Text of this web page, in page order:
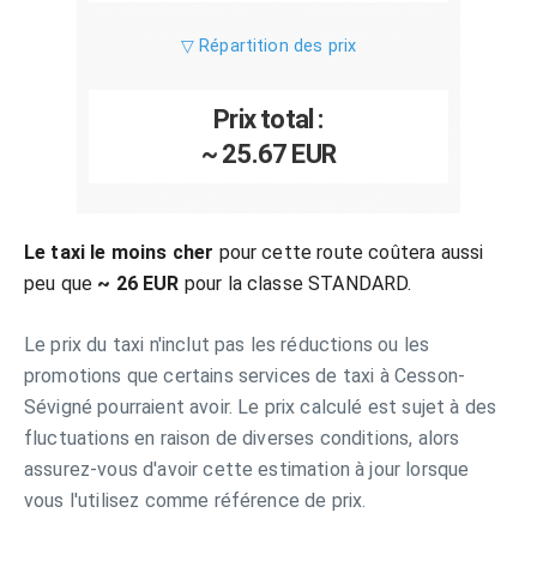
▽ Répartition des prix
Prix total :
~ 25.67 EUR
Le taxi le moins cher pour cette route coûtera aussi
peu que ~ 26 EUR pour la classe STANDARD.
Le prix du taxi n'inclut pas les réductions ou les
promotions que certains services de taxi à Cesson-
Sévigné pourraient avoir. Le prix calculé est sujet à des
fluctuations en raison de diverses conditions, alors
assurez-vous d'avoir cette estimation à jour lorsque
vous l'utilisez comme référence de prix.